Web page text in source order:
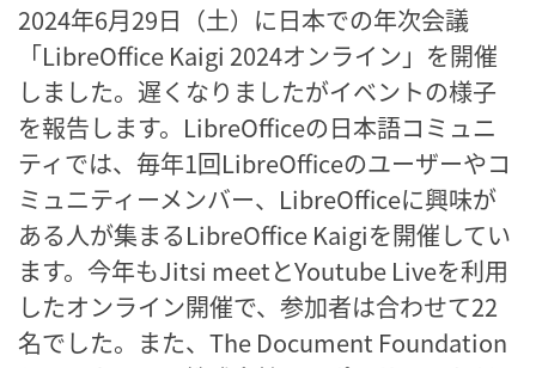
2024年6月29日（土）に日本での年次会議
「LibreOffice Kaigi 2024オンライン」を開催
しました。遅くなりましたがイベントの様子
を報告します。LibreOfficeの日本語コミュニ
ティでは、毎年1回LibreOfficeのユーザーやコ
ミュニティーメンバー、LibreOfficeに興味が
ある人が集まるLibreOffice Kaigiを開催してい
ます。今年もJitsi meetとYoutube Liveを利用
したオンライン開催で、参加者は合わせて22
名でした。また、The Document Foundation